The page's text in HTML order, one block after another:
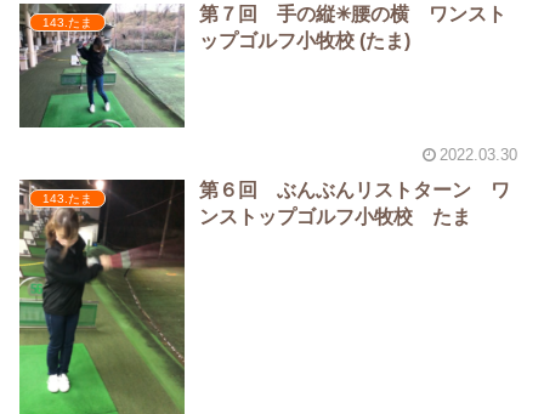
143.たま
第７回 手の縦✳︎腰の横 ワンスト
ップゴルフ小牧校 (たま)
2022.03.30
143.たま
第６回 ぶんぶんリストターン ワ
ンストップゴルフ小牧校 たま